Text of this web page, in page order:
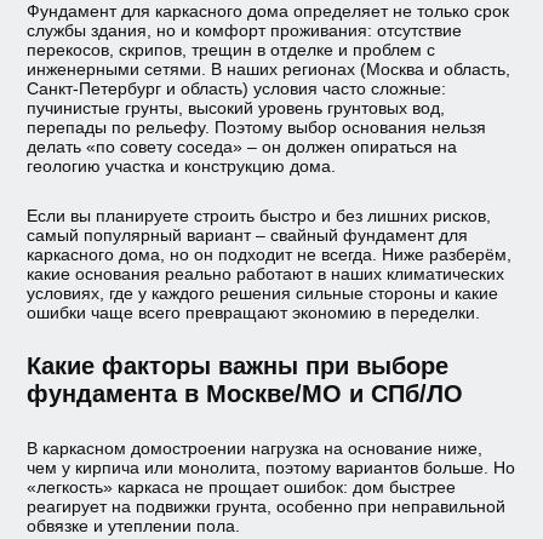
Фундамент для каркасного дома определяет не только срок
службы здания, но и комфорт проживания: отсутствие
перекосов, скрипов, трещин в отделке и проблем с
инженерными сетями. В наших регионах (Москва и область,
Санкт-Петербург и область) условия часто сложные:
пучинистые грунты, высокий уровень грунтовых вод,
перепады по рельефу. Поэтому выбор основания нельзя
делать «по совету соседа» – он должен опираться на
геологию участка и конструкцию дома.
Если вы планируете строить быстро и без лишних рисков,
самый популярный вариант – свайный фундамент для
каркасного дома, но он подходит не всегда. Ниже разберём,
какие основания реально работают в наших климатических
условиях, где у каждого решения сильные стороны и какие
ошибки чаще всего превращают экономию в переделки.
Какие факторы важны при выборе
фундамента в Москве/МО и СПб/ЛО
В каркасном домостроении нагрузка на основание ниже,
чем у кирпича или монолита, поэтому вариантов больше. Но
«легкость» каркаса не прощает ошибок: дом быстрее
реагирует на подвижки грунта, особенно при неправильной
обвязке и утеплении пола.
Финские дома
Дачные дома
Проектирование